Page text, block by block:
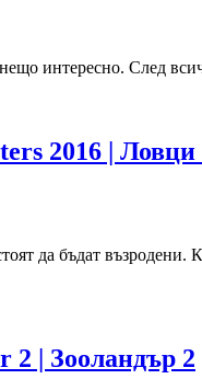
интересно. След
2016 | Ловци
да бъдат възродени.
| Зооландър 2